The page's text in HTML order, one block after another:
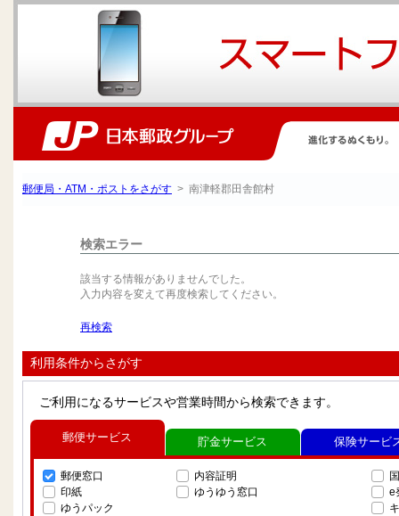
郵便局・ATM・ポストをさがす > 南津軽郡田舎館村
検索エラー
該当する情報がありませんでした。
入力内容を変えて再度検索してください。
再検索
利用条件からさがす
ご利用になるサービスや営業時間から検索できます。
郵便サービス
郵便窓口
印紙
ゆうパック
内容証明
ゆうゆう窓口
e
貯金サービス 保険サービ